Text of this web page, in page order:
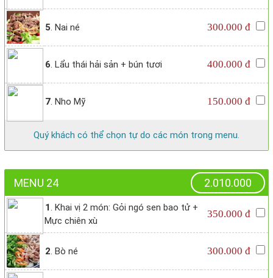
5. Nai né 300.000 đ
6. Lẩu thái hải sản + bún tươi 400.000 đ
7. Nho Mỹ 150.000 đ
Quý khách có thể chọn tự do các món trong menu.
MENU 24 2.010.000
1. Khai vị 2 món: Gỏi ngó sen bao tử +
Mực chiên xù
350.000 đ
2. Bò né 300.000 đ